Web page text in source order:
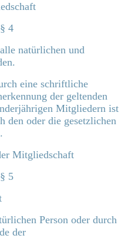
§ 4
natürlichen und
eine schriftliche
der geltenden
Mitgliedern ist
den oder die gesetzlichen
Mitgliedschaft
§ 5
Person oder durch
der